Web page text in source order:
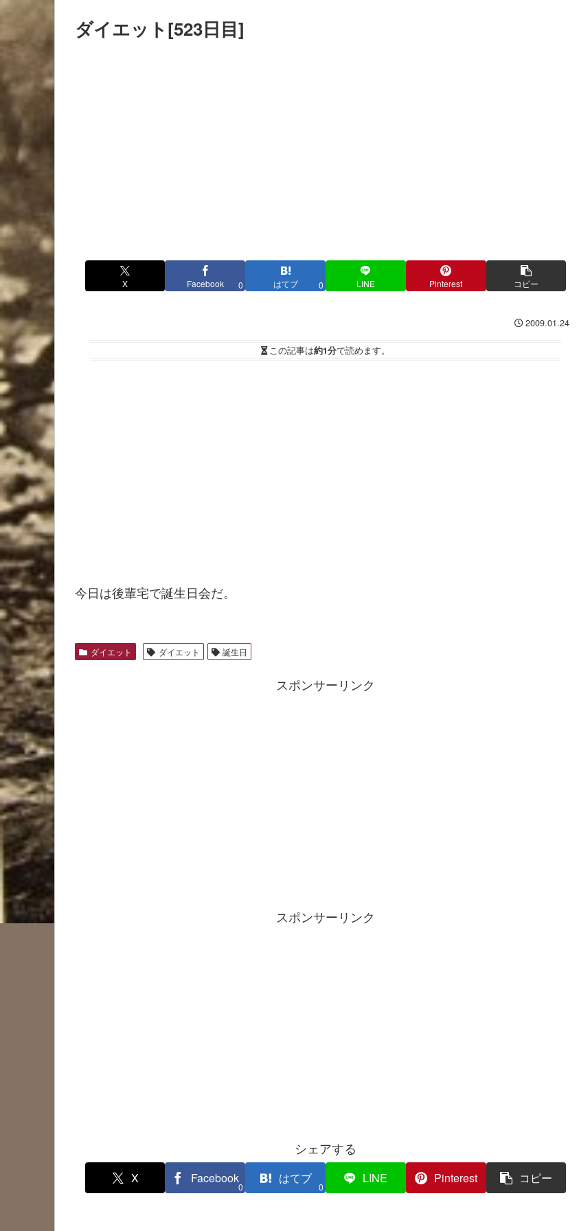
ダイエット[523日目]
X Facebook 0 はてブ 0 LINE Pinterest コピー
2009.01.24
この記事は約1分で読めます。
今日は後輩宅で誕生日会だ。
ダイエット ダイエット 誕生日
スポンサーリンク
スポンサーリンク
シェアする
X Facebook
0
はてブ
0
LINE Pinterest コピー